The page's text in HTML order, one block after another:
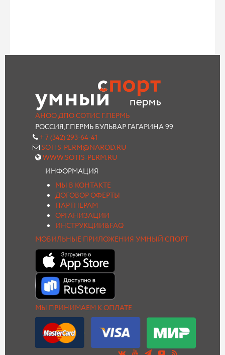
АНОО ДПО СОТИС Г.ПЕРМЬ
РОССИЯ,Г.ПЕРМЬ БУЛЬВАР ГАГАРИНА 99
+ 7 (342) 293-64-41
SOTIS-PERM@NAROD.RU
WWW.SOTIS-PERM.RU
ИНФОРМАЦИЯ
МЫ В КОНТАКТЕ
ДОГОВОР ОФЕРТЫ
ПАРТНЕРАМ
ОРГАНИЗАЦИИ
ИНСТРУКЦИИ&FAQ
МОБИЛЬНЫЕ ПРИЛОЖЕНИЯ УМНЫЙ СПОРТ
МЫ ПРИНИМАЕМ К ОПЛАТЕ